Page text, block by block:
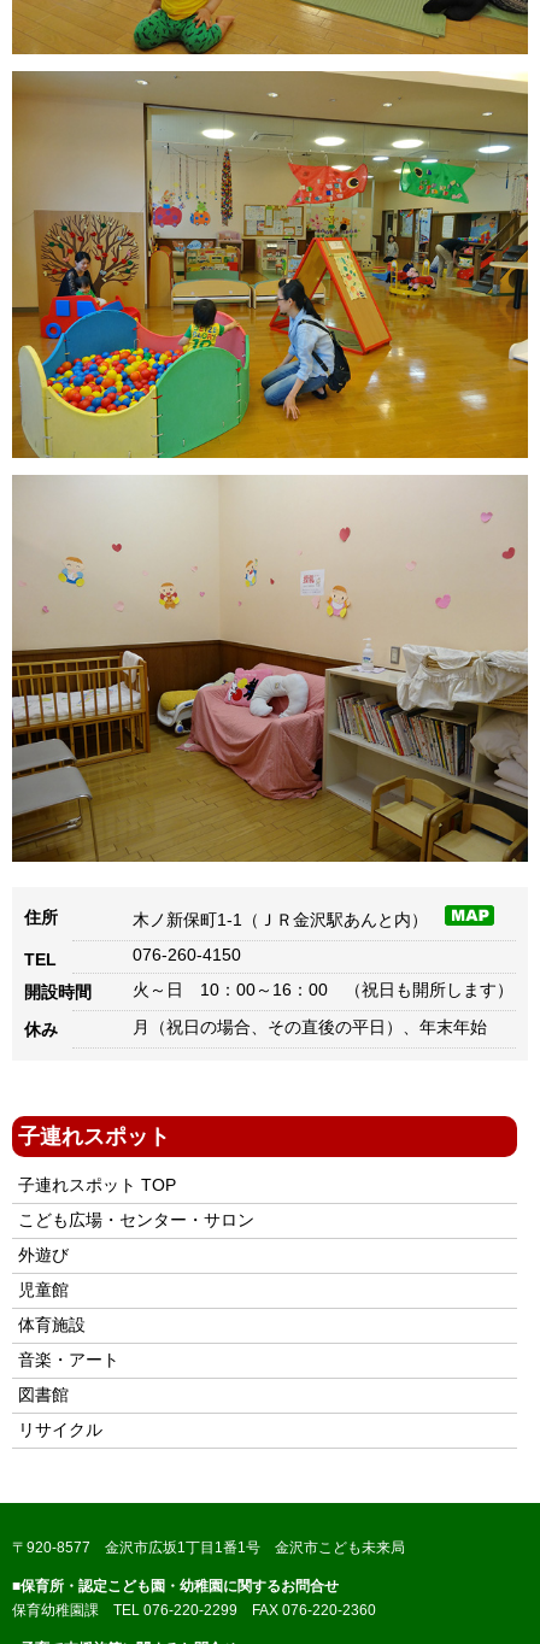
住所 木ノ新保町1-1（ＪＲ金沢駅あんと内）
TEL
076-260-4150
開設時間
火～日 10：00～16：00 （祝日も開所します）
休み 月（祝日の場合、その直後の平日）、年末年始
子連れスポット
子連れスポット TOP
こども広場・センター・サロン
外遊び
児童館
体育施設
音楽・アート
図書館
リサイクル
〒920-8577 金沢市広坂1丁目1番1号 金沢市こども未来局
■保育所・認定こども園・幼稚園に関するお問合せ
保育幼稚園課 TEL 076-220-2299 FAX 076-220-2360